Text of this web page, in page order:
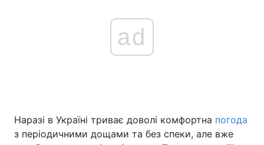
Головна Війна
ad
Наразі в Україні триває доволі комфортна погода
з періодичними дощами та без спеки, але вже